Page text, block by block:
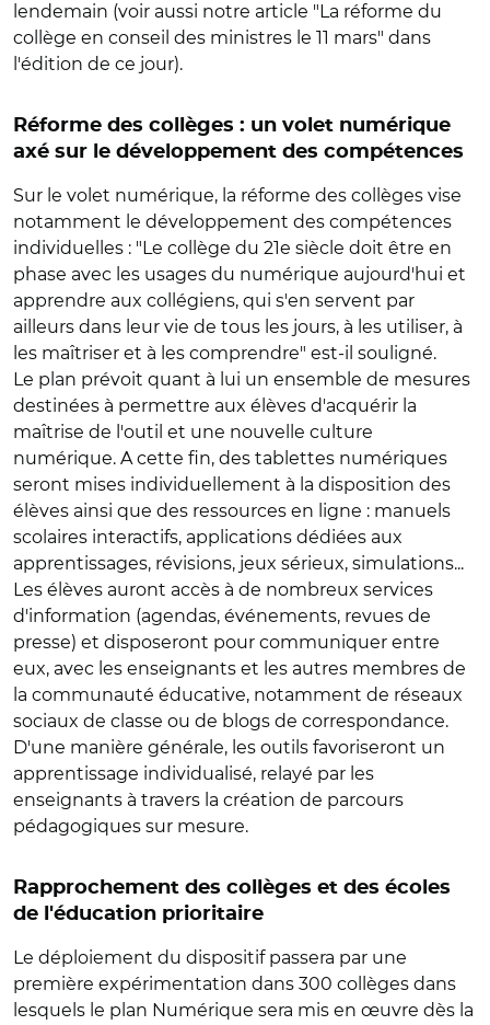
lendemain (voir aussi notre article "La réforme du
collège en conseil des ministres le 11 mars" dans
l'édition de ce jour).
Réforme des collèges : un volet numérique
axé sur le développement des compétences
Sur le volet numérique, la réforme des collèges vise
notamment le développement des compétences
individuelles : "Le collège du 21e siècle doit être en
phase avec les usages du numérique aujourd'hui et
apprendre aux collégiens, qui s'en servent par
ailleurs dans leur vie de tous les jours, à les utiliser, à
les maîtriser et à les comprendre" est-il souligné.
Le plan prévoit quant à lui un ensemble de mesures
destinées à permettre aux élèves d'acquérir la
maîtrise de l'outil et une nouvelle culture
numérique. A cette fin, des tablettes numériques
seront mises individuellement à la disposition des
élèves ainsi que des ressources en ligne : manuels
scolaires interactifs, applications dédiées aux
apprentissages, révisions, jeux sérieux, simulations...
Les élèves auront accès à de nombreux services
d'information (agendas, événements, revues de
presse) et disposeront pour communiquer entre
eux, avec les enseignants et les autres membres de
la communauté éducative, notamment de réseaux
sociaux de classe ou de blogs de correspondance.
D'une manière générale, les outils favoriseront un
apprentissage individualisé, relayé par les
enseignants à travers la création de parcours
pédagogiques sur mesure.
Rapprochement des collèges et des écoles
de l'éducation prioritaire
Le déploiement du dispositif passera par une
première expérimentation dans 300 collèges dans
lesquels le plan Numérique sera mis en œuvre dès la